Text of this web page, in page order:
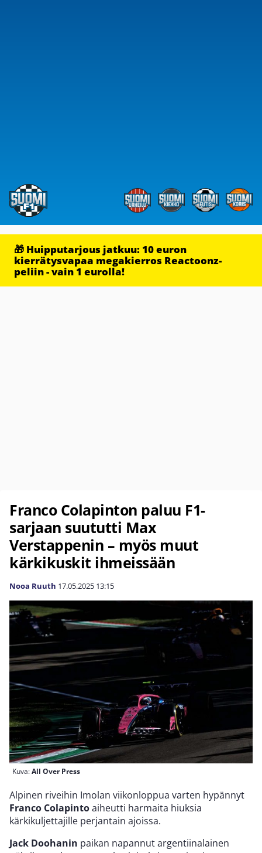
🎁 Huipputarjous jatkuu: 10 euron
kierrätysvapaa megakierros Reactoonz-
peliin - vain 1 eurolla!
Franco Colapinton paluu F1-
sarjaan suututti Max
Verstappenin – myös muut
kärkikuskit ihmeissään
Nooa Ruuth 17.05.2025 13:15
Kuva:All Over Press
Alpinen riveihin Imolan viikonloppua varten hypännyt
Franco Colapintoaiheutti harmaita hiuksia
kärkikuljettajille perjantain ajoissa.
Jack Doohanin paikan napannut argentiinalainen